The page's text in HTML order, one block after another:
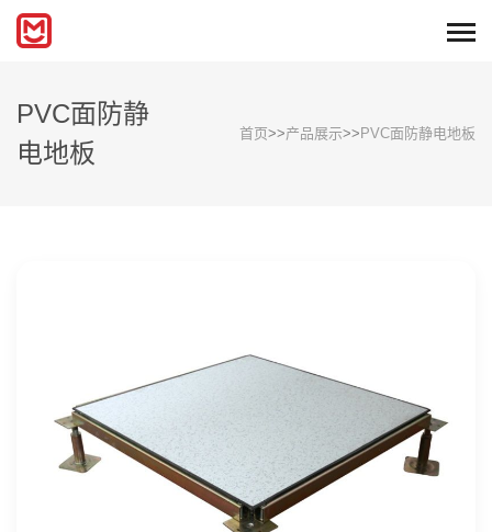
PVC面防静
电地板
首页>>产品展示>> PVC面防静电地板